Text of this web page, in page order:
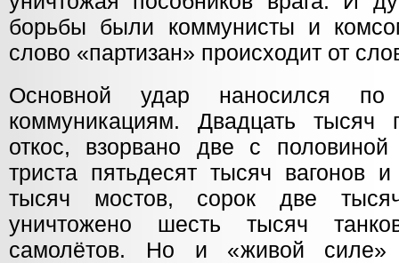
борьбы были коммунисты и
слово «партизан» происходит от
Основной удар наносился по
коммуникациям. Двадцать тысяч
откос, взорвано две с
триста пятьдесят тысяч вагонов
тысяч мостов, сорок две
уничтожено шесть тысяч
самолётов. Но и «живой силе»